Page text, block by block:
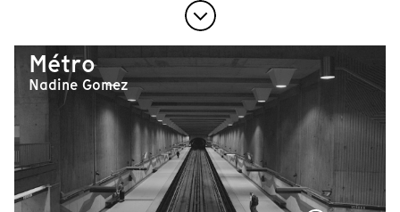
Métro
Nadine Gomez